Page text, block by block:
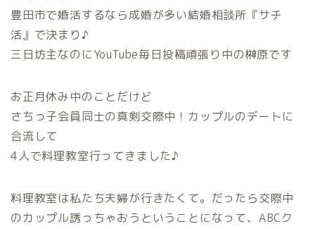
豊田市で婚活するなら成婚が多い結婚相談所『サチ
活』で決まり♪
三日坊主なのにYouTube毎日投稿頑張り中の榊原です
お正月休み中のことだけど
さちっ子会員同士の真剣交際中！カップルのデートに
合流して
4人で料理教室行ってきました♪
料理教室は私たち夫婦が行きたくて。だったら交際中
のカップル誘っちゃおうということになって、ABCク